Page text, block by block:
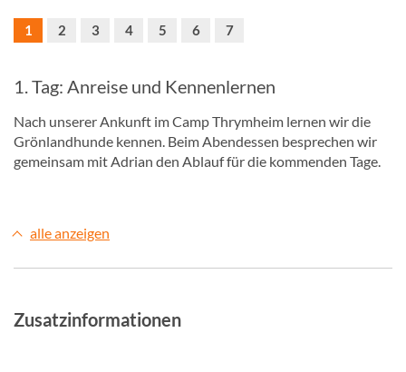
1 2 3 4 5 6 7
1. Tag: Anreise und Kennenlernen
Nach unserer Ankunft im Camp Thrymheim lernen wir die
Grönlandhunde kennen. Beim Abendessen besprechen wir
gemeinsam mit Adrian den Ablauf für die kommenden Tage.
alle anzeigen
Zusatzinformationen